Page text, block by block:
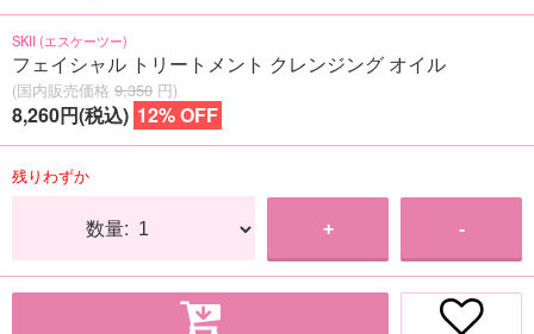
SKII (エスケーツー)
フェイシャル トリートメント クレンジング オイル
(国内販売価格 9,350 円)
8,260円(税込) 12% OFF
残りわずか
数量: + -